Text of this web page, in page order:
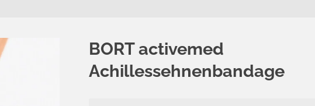
BORT activemed
Achillessehnenbandage